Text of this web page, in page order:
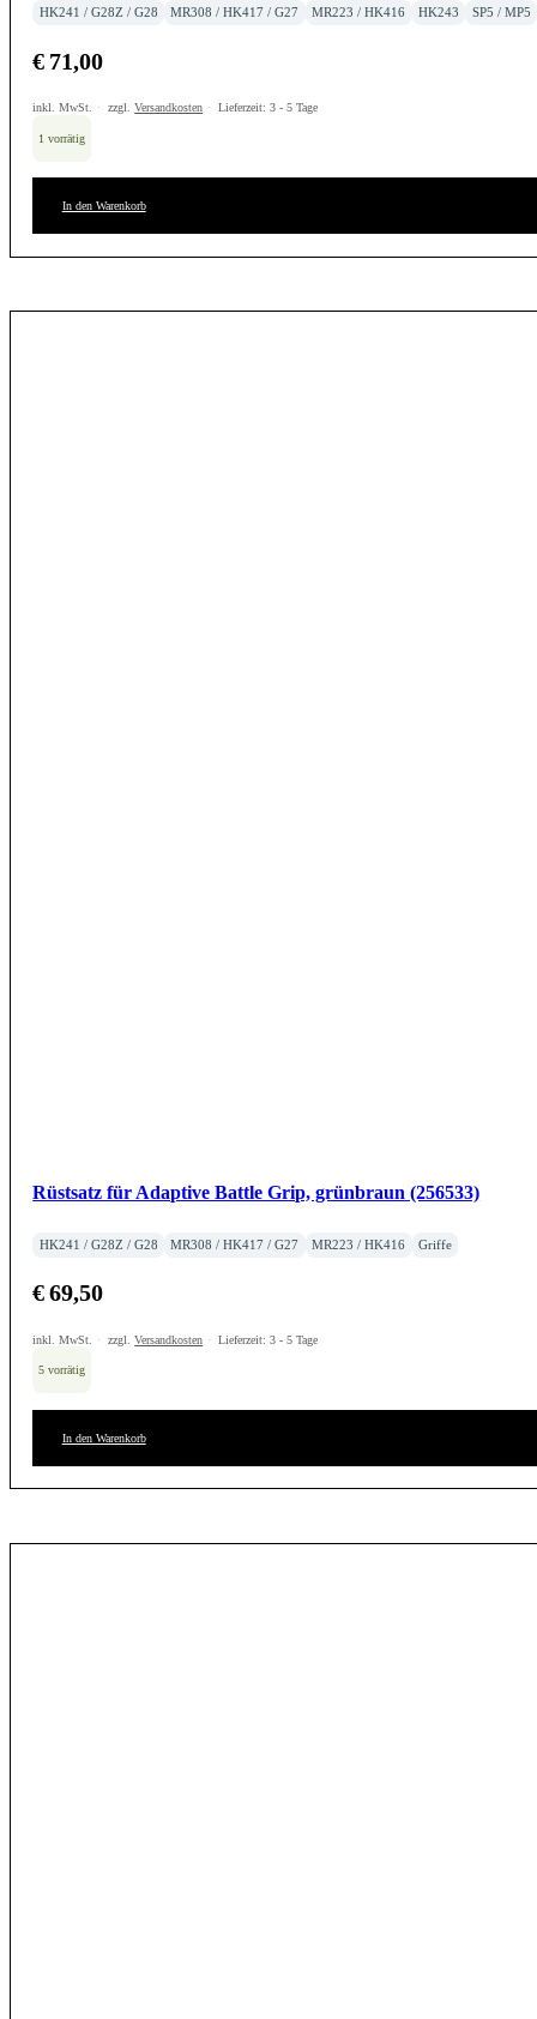
HK241 / G28Z / G28 MR308 / HK417 / G27 MR223 / HK416 HK243 SP5 / MP5
€ 71,00
inkl. MwSt. zzgl.Versandkosten Lieferzeit:3 - 5 Tage
1 vorrätig
In den Warenkorb
Rüstsatz für Adaptive Battle Grip, grünbraun (256533)
HK241 / G28Z / G28 MR308 / HK417 / G27 MR223 / HK416 Griffe
€69,50
inkl. MwSt. zzgl.Versandkosten Lieferzeit:3 - 5 Tage
5 vorrätig
In den Warenkorb